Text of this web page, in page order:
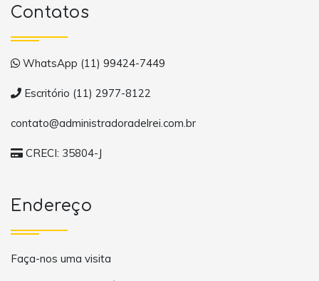
Contatos
WhatsApp (11) 99424-7449
Escritório (11) 2977-8122
contato@administradoradelrei.com.br
CRECI: 35804-J
Endereço
Faça-nos uma visita